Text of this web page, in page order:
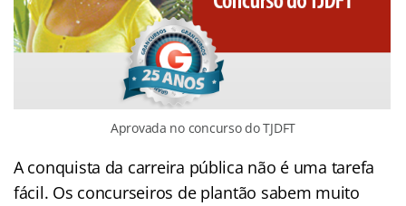
Aprovada no concurso do TJDFT
A conquista da carreira pública não é uma tarefa
fácil. Os concurseiros de plantão sabem muito